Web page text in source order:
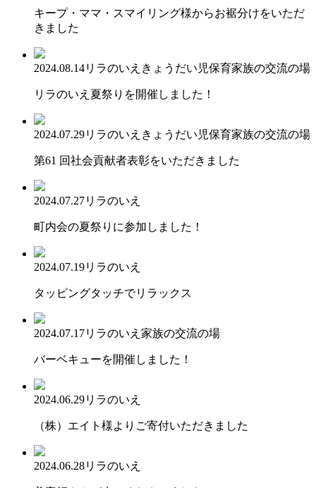
キープ・ママ・スマイリング様からお裾分けをいただ
きました
2024.08.14リラのいえ きょうだい児保育家族の交流の場
リラのいえ夏祭りを開催しました！
2024.07.29リラのいえ きょうだい児保育家族の交流の場
第61 回社会貢献者表彰をいただきました
2024.07.27リラのいえ
町内会の夏祭りに参加しました！
2024.07.19リラのいえ
タッピングタッチでリラックス
2024.07.17リラのいえ 家族の交流の場
バーベキューを開催しました！
2024.06.29リラのいえ
（株）エイト様よりご寄付いただきました
2024.06.28リラのいえ